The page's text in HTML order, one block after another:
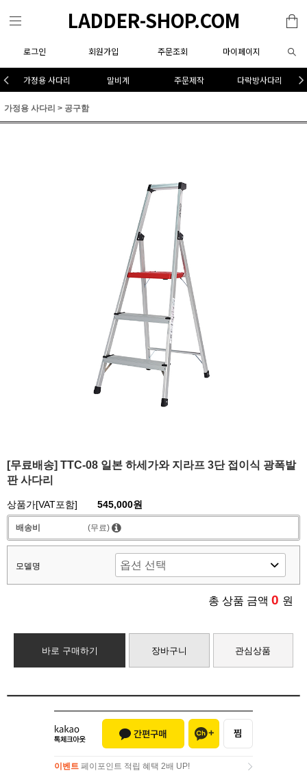
LADDER-SHOP.COM
로그인 회원가입 주문조회 마이페이지
가정용 사다리 말비계 주문제작 다락방사다리
가정용 사다리 > 공구함
[무료배송] TTC-08 일본 하세가와 지라프 3단 접이식 광폭발
판 사다리
상품가[VAT포함] 545,000원
배송비 (무료)
모델명
총 상품 금액 0 원
바로 구매하기 장바구니 관심상품
이벤트 페이포인트 적립 혜택 2배 UP!